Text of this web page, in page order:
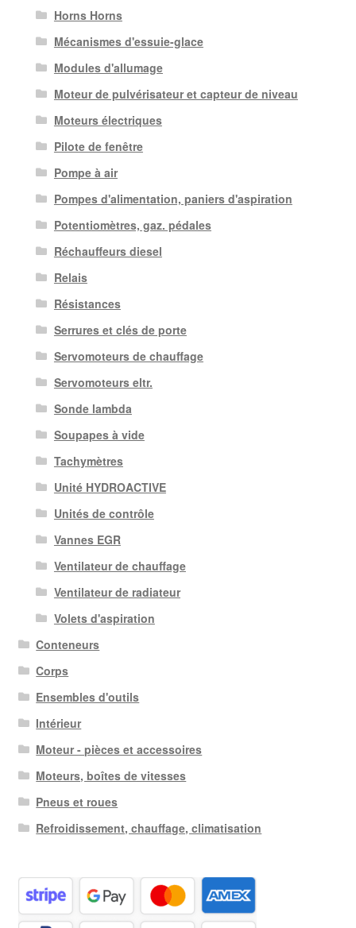
Horns Horns
Mécanismes d'essuie-glace
Modules d'allumage
Moteur de pulvérisateur et capteur de niveau
Moteurs électriques
Pilote de fenêtre
Pompe à air
Pompes d'alimentation, paniers d'aspiration
Potentiomètres, gaz. pédales
Réchauffeurs diesel
Relais
Résistances
Serrures et clés de porte
Servomoteurs de chauffage
Servomoteurs eltr.
Sonde lambda
Soupapes à vide
Tachymètres
Unité HYDROACTIVE
Unités de contrôle
Vannes EGR
Ventilateur de chauffage
Ventilateur de radiateur
Volets d'aspiration
Conteneurs
Corps
Ensembles d'outils
Intérieur
Moteur - pièces et accessoires
Moteurs, boîtes de vitesses
Pneus et roues
Refroidissement, chauffage, climatisation